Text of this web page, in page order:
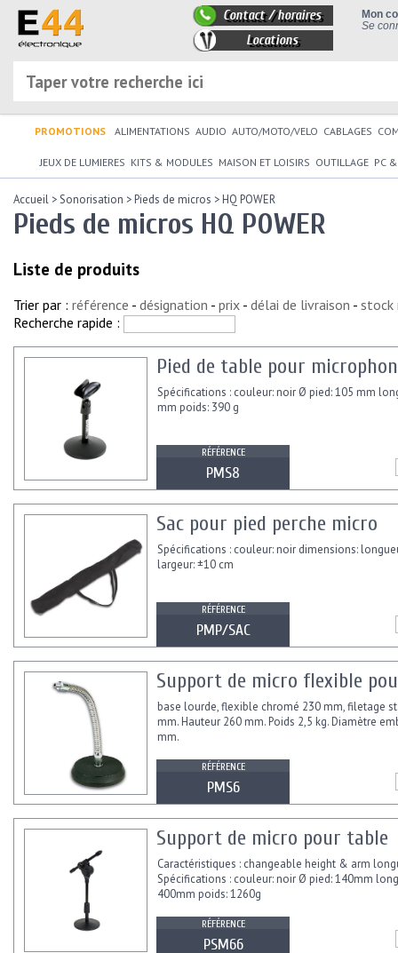
Mon
Se
Contact / horaires
Locations
PROMOTIONS ALIMENTATIONS AUDIO AUTO/MOTO/VELO CABLAGES
JEUX DE LUMIERES KITS & MODULES MAISON ET LOISIRS OUTILLAGE PC
Accueil >Sonorisation >Pieds de micros >HQ POWER
Pieds de micros HQ POWER
Liste de produits
Trier par : référence - désignation - prix - délai de livraison - stock
Recherche rapide :
Pied de table pour
Spécifications : couleur: noir Ø pied: 105 mm
mm poids: 390 g
RÉFÉRENCE
PMS8
Sac pour pied perche micro
Spécifications : couleur: noir dimensions:
largeur: ±10 cm
RÉFÉRENCE
PMP/SAC
Support de micro flexible
base lourde, flexible chromé 230 mm, filetage
mm. Hauteur 260 mm. Poids 2,5 kg. Diamètre
mm.
RÉFÉRENCE
PMS6
Support de micro pour table
Caractéristiques : changeable height & arm
Spécifications : couleur: noir Ø pied: 140mm
400mm poids: 1260g
RÉFÉRENCE
PSM66